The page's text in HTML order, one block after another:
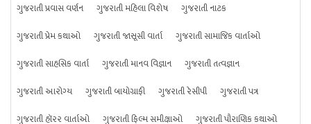
ગુજરાતી પ્રવાસ વર્ણન
ગુજરાતી મહિલા વિશેષ
ગુજરાતી નાટક
ગુજરાતી પ્રેમ કથાઓ
ગુજરાતી જાસૂસી વાર્તા
ગુજરાતી સામાજિક વાર્તાઓ
ગુજરાતી સાહસિક વાર્તા
ગુજરાતી માનવ વિજ્ઞાન
ગુજરાતી તત્વજ્ઞાન
ગુજરાતી આરોગ્ય
ગુજરાતી બાયોગ્રાફી ગુજરાતી રેસીપી
ગુજરાતી પત્ર
ગુજરાતી હૉરર વાર્તાઓ
ગુજરાતી ફિલ્મ સમીક્ષાઓ ગુજરાતી પૌરાણિક કથાઓ